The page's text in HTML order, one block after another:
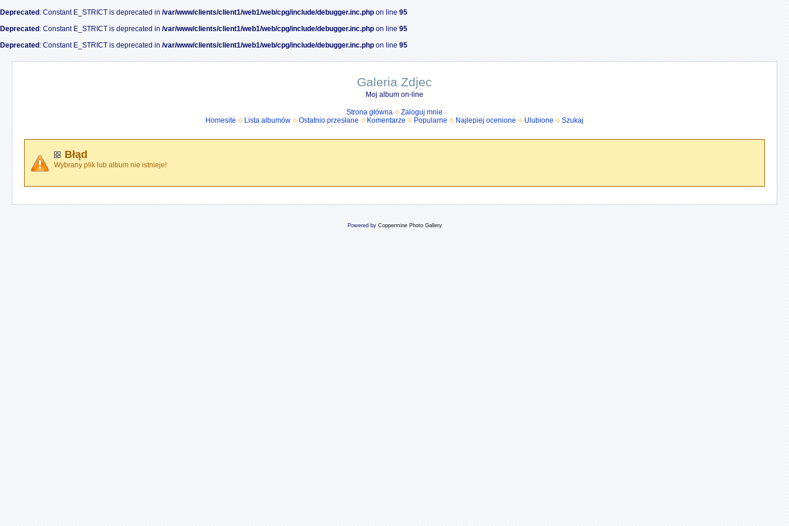
Deprecated : Constant E_STRICT is deprecated in /var/www/clients/client1/web1/web/cpg/include/debugger.inc.php on line 95
Deprecated : Constant E_STRICT is deprecated in /var/www/clients/client1/web1/web/cpg/include/debugger.inc.php on line 95
Deprecated : Constant E_STRICT is deprecated in /var/www/clients/client1/web1/web/cpg/include/debugger.inc.php on line 95
Galeria Zdjec
Moj album on-line
Strona główna
Zaloguj mnie
Homesite
Lista albumów Ostatnio przesłane Komentarze Popularne Najlepiej ocenione Ulubione Szukaj
Błąd
Wybrany plik lub album nie istnieje!
Powered by Coppermine Photo Gallery